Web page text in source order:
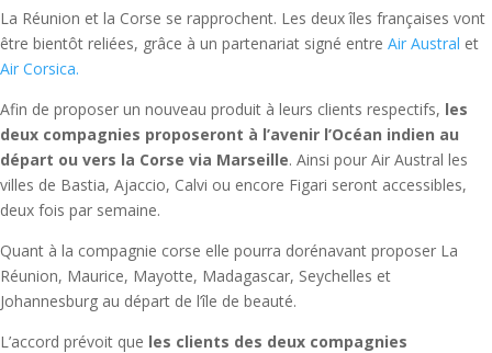
La Réunion et la Corse se rapprochent. Les deux îles françaises vont
être bientôt reliées, grâce à un partenariat signé entre Air Austral et
Air Corsica.
Afin de proposer un nouveau produit à leurs clients respectifs, les
deux compagnies proposeront à l’avenir l’Océan indien au
départ ou vers la Corse via Marseille. Ainsi pour Air Austral les
villes de Bastia, Ajaccio, Calvi ou encore Figari seront accessibles,
deux fois par semaine.
Quant à la compagnie corse elle pourra dorénavant proposer La
Réunion, Maurice, Mayotte, Madagascar, Seychelles et
Johannesburg au départ de l’île de beauté.
L’accord prévoit que les clients des deux compagnies